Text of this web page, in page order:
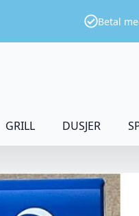
Betal
GRILL DUSJER